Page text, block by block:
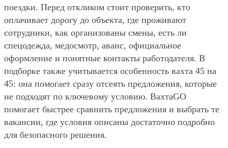
поездки. Перед откликом стоит проверить, кто
оплачивает дорогу до объекта, где проживают
сотрудники, как организованы смены, есть ли
спецодежда, медосмотр, аванс, официальное
оформление и понятные контакты работодателя. В
подборке также учитывается особенность вахта 45 на
45: она помогает сразу отсеять предложения, которые
не подходят по ключевому условию. ВахтаGO
помогает быстрее сравнить предложения и выбрать те
вакансии, где условия описаны достаточно подробно
для безопасного решения.